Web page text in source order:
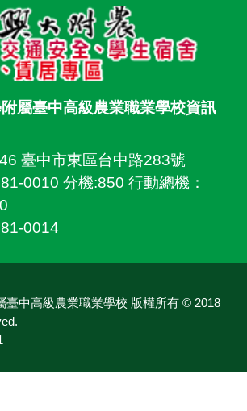
屬臺中高級農業職業學校資訊
臺中市東區台中路283號
0010 分機:850 行動總機：
0014
臺中高級農業職業學校 版權所有 © 2018